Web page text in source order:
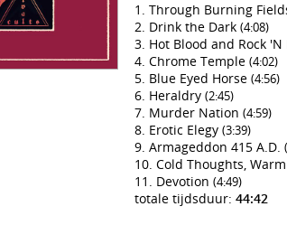
Through Burning
Drink the Dark (4:08)
Hot Blood and Rock 'N
Chrome Temple (4:02)
Blue Eyed Horse (4:56)
Heraldry (2:45)
Murder Nation (4:59)
Erotic Elegy (3:39)
Armageddon 415 A.D.
Cold Thoughts,
Devotion (4:49)
totale tijdsduur: 44:42